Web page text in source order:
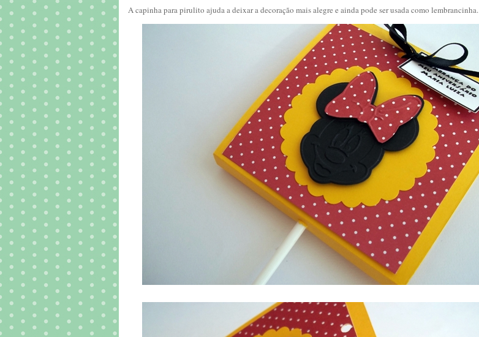
A capinha para pirulito ajuda a deixar a decoração mais alegre e ainda pode ser usada como lembrancinha.